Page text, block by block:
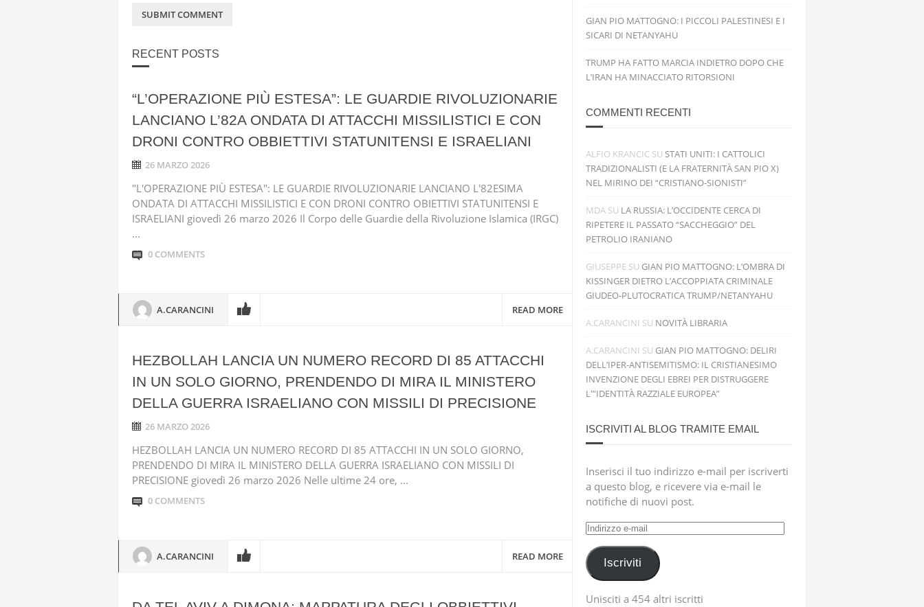
RECENT POSTS
“L’OPERAZIONE PIÙ ESTESA”: LE GUARDIE RIVOLUZIONARIE
LANCIANO L’82A ONDATA DI ATTACCHI MISSILISTICI E CON
DRONI CONTRO OBBIETTIVI STATUNITENSI E ISRAELIANI
26 MARZO 2026
"L'OPERAZIONE PIÙ ESTESA": LE GUARDIE RIVOLUZIONARIE LANCIANO L'82ESIMA
ONDATA DI ATTACCHI MISSILISTICI E CON DRONI CONTRO OBIETTIVI STATUNITENSI E
ISRAELIANI giovedì 26 marzo 2026 Il Corpo delle Guardie della Rivoluzione Islamica (IRGC)
...
0 COMMENTS
A.CARANCINI READ MORE
HEZBOLLAH LANCIA UN NUMERO RECORD DI 85 ATTACCHI
IN UN SOLO GIORNO, PRENDENDO DI MIRA IL MINISTERO
DELLA GUERRA ISRAELIANO CON MISSILI DI PRECISIONE
26 MARZO 2026
HEZBOLLAH LANCIA UN NUMERO RECORD DI 85 ATTACCHI IN UN SOLO GIORNO,
PRENDENDO DI MIRA IL MINISTERO DELLA GUERRA ISRAELIANO CON MISSILI DI
PRECISIONE giovedì 26 marzo 2026 Nelle ultime 24 ore, ...
0 COMMENTS
A.CARANCINI READ MORE
GIAN PIO MATTOGNO: I PICCOLI PALESTINESI E I
SICARI DI NETANYAHU
TRUMP HA FATTO MARCIA INDIETRO DOPO CHE
L’IRAN HA MINACCIATO RITORSIONI
COMMENTI RECENTI
ALFIO KRANCIC SU STATI UNITI: I CATTOLICI
TRADIZIONALISTI (E LA FRATERNITÀ SAN PIO X)
NEL MIRINO DEI “CRISTIANO-SIONISTI”
MDA SU LA RUSSIA: L’OCCIDENTE CERCA DI
RIPETERE IL PASSATO “SACCHEGGIO” DEL
PETROLIO IRANIANO
GIUSEPPE SU GIAN PIO MATTOGNO: L’OMBRA DI
KISSINGER DIETRO L’ACCOPPIATA CRIMINALE
GIUDEO-PLUTOCRATICA TRUMP/NETANYAHU
A.CARANCINI SU NOVITÀ LIBRARIA
A.CARANCINI SU GIAN PIO MATTOGNO: DELIRI
DELL’IPER-ANTISEMITISMO: IL CRISTIANESIMO
INVENZIONE DEGLI EBREI PER DISTRUGGERE
L'”IDENTITÀ RAZZIALE EUROPEA”
ISCRIVITI AL BLOG TRAMITE EMAIL
Inserisci il tuo indirizzo e-mail per iscriverti
a questo blog, e ricevere via e-mail le
notifiche di nuovi post.
Indirizzo
mailIscriviti
Unisciti a 454 altri iscritti